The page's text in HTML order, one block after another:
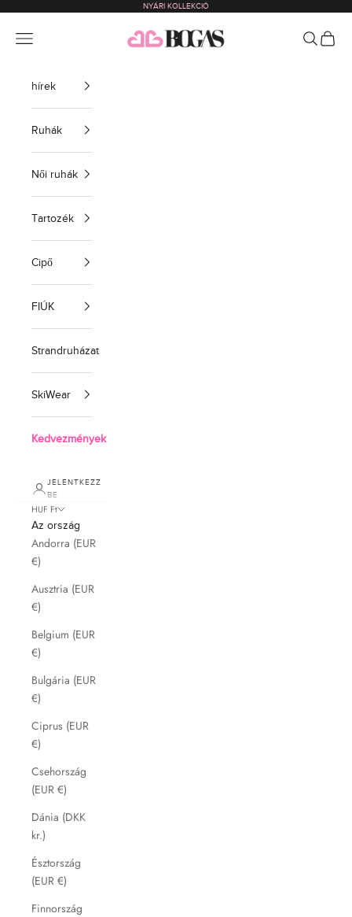
NYÁRI KOLLEKCIÓ
bogas com international
Menü Keressen
hírek
Ruhák
Női ruhák
Tartozék
Cipő
FIÚK
Strandruházat
SkiWear
Kedvezmények
JELENTKEZZ
BE
HUF Ft
Az ország
Andorra (EUR
€)
Ausztria (EUR
€)
Belgium (EUR
€)
Bulgária (EUR
€)
Ciprus (EUR
€)
Csehország
(EUR €)
Dánia (DKK
kr.)
Észtország
(EUR €)
Finnország